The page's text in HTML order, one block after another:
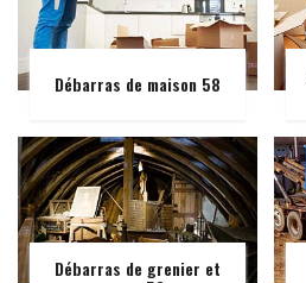
Débarras de maison 58
Débarras de grenier et